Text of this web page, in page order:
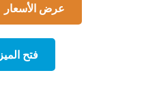
عرض الأسعار
فتح